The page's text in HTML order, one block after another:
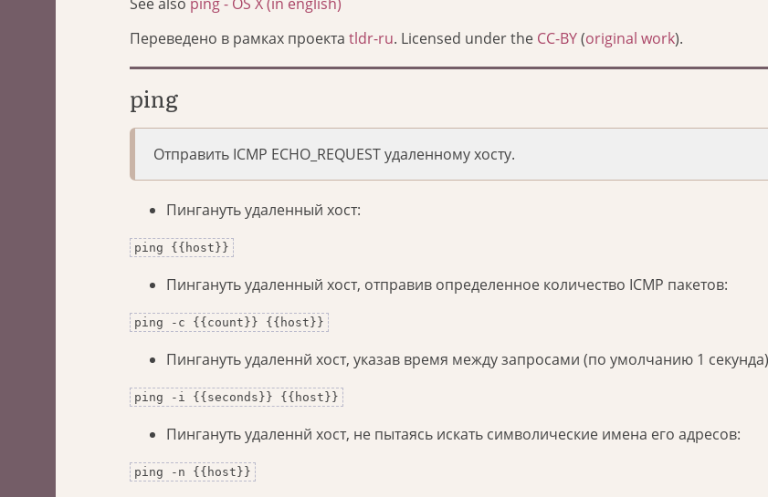
Переведено в рамках проекта tldr-ru. Licensed under the CC-BY(original work).
ping
Отправить ICMP ECHO_REQUEST удаленному хосту.
Пингануть удаленный хост:
ping {{host}}
Пингануть удаленный хост, отправив определенное количество ICMP пакетов:
ping -c {{count}} {{host}}
Пингануть удаленнй хост, указав время между запросами (по умолчанию 1
ping -i {{seconds}} {{host}}
Пингануть удаленнй хост, не пытаясь искать символические имена его адресов:
ping -n {{host}}